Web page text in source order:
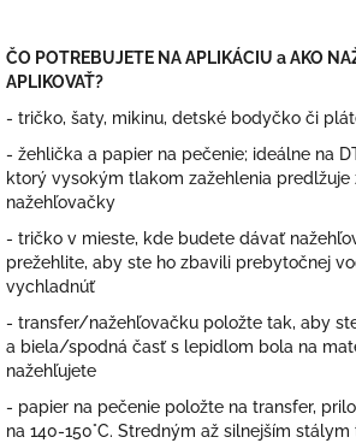
ČO POTREBUJETE NA APLIKÁCIU a AKO
APLIKOVAŤ?
- tričko, šaty, mikinu, detské bodyčko či
- žehlička a papier na pečenie; ideálne na
ktorý vysokým tlakom zažehlenia predlžuje
nažehľovačky
- tričko v mieste, kde budete dávať
prežehlite, aby ste ho zbavili prebytočnej
vychladnúť
- transfer/nažehľovačku položte tak, aby
a biela/spodná časť s lepidlom bola na
nažehľujete
- papier na pečenie položte na transfer,
na 140-150°C. Stredným až silnejším